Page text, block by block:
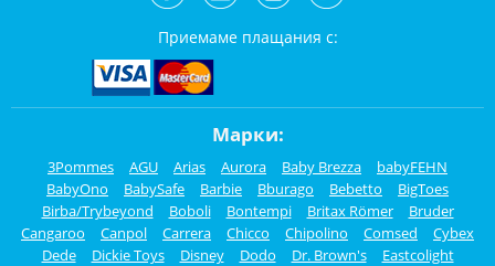
Приемаме плащания с:
Марки:
3Pommes AGU Arias Aurora Baby Brezza
babyFEHN
BabyOno
BabySafe Barbie Bburago Bebetto
BigToes
Birba/Trybeyond
Boboli Bontempi Britax Römer
Bruder
Cangaroo
Canpol Carrera Chicco Chipolino Comsed
Cybex
Dede
Dickie Toys Disney Dodo Dr. Brown's
Eastcolight